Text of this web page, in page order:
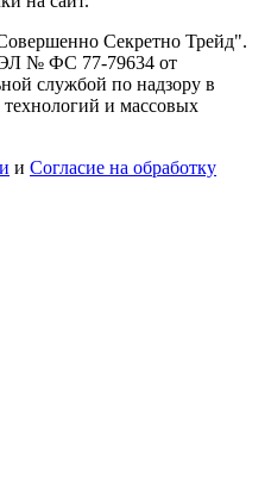
Секретно Трейд".
ЭЛ № ФС 77-79634 от
службой по надзору в
и массовых
и Согласие на обработку